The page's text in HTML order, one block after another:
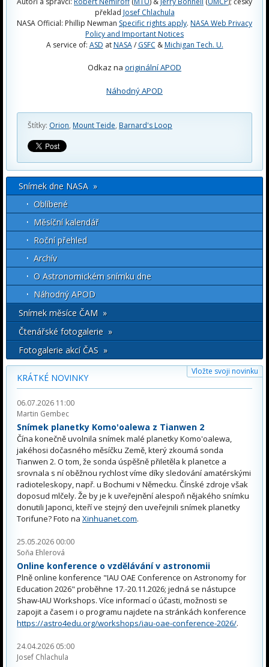
překlad Josef Chlachula
NASA Official: Phillip Newman Specific rights apply. NASA Web Privacy
Policy and Important Notices
A service of: ASD atNASA/ GSFC &Michigan Tech. U.
Odkaz na originální APOD
Náhodný APOD
Štítky: Orion, Mount Teide, Barnard's Loop
Snímek dne NASA »
Oblíbené
Měsíční kalendář
Roční přehled
Archív
O Astronomickém snímku dne
Náhodný APOD
Snímek měsíce ČAM »
Čtenářské fotogalerie »
Fotogalerie akcí ČAS »
Vložte svoji novinku
KRÁTKÉ NOVINKY
06.07.2026 11:00
Martin Gembec
Snímek planetky Komo'oalewa z Tianwen 2
Čína konečně uvolnila snímek malé planetky Komo'oalewa,
jakéhosi dočasného měsíčku Země, který zkoumá sonda
Tianwen 2. O tom, že sonda úspěšně přiletěla k planetce a
srovnala s ní oběžnou rychlost víme díky sledování amatérskými
radioteleskopy, např. u Bochumi v Německu. Čínské zdroje však
doposud mlčely. Že by je k uveřejnění alespoň nějakého snímku
donutili Japonci, kteří ve stejný den uveřejnili snímek planetky
Torifune? Foto na Xinhuanet.com.
25.05.2026 00:00
Soňa Ehlerová
Online konference o vzdělávání v astronomii
Plně online konference "IAU OAE Conference on Astronomy for
Education 2026" proběhne 17.-20.11.2026; jedná se nástupce
Shaw-IAU Workshops. Více informací o účasti, možnosti se
zapojit a časem i o programu najdete na stránkách konference
https://astro4edu.org/workshops/iau-oae-conference-2026/.
24.04.2026 05:00
Josef Chlachula